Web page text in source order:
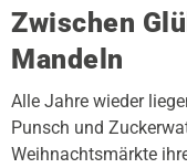
Zwischen
Mandeln
Alle Jahre wieder
Punsch und
Weihnachtsmärkte